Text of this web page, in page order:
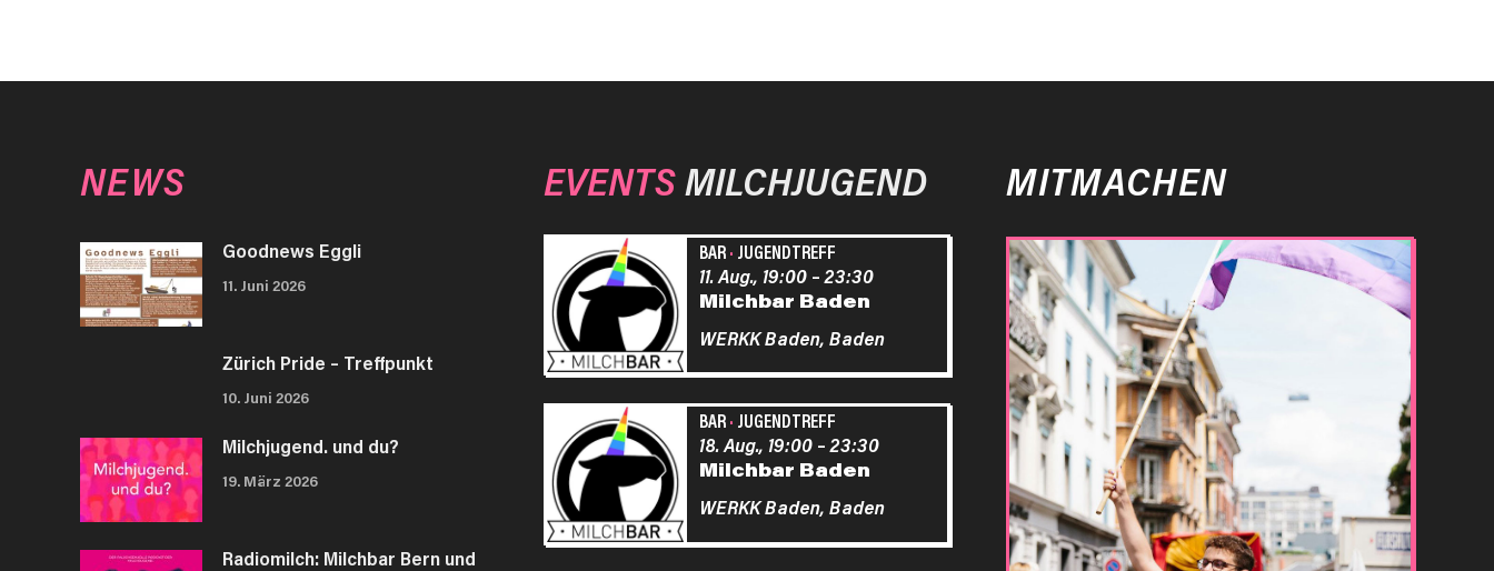
NEWS
Goodnews Eggli
11. Juni 2026
Zürich Pride – Treffpunkt
10. Juni 2026
Milchjugend. und du?
19. März 2026
Radiomilch: Milchbar Bern und
EVENTSMILCHJUGEND
BAR· JUGENDTREFF
Milchbar Baden
11. Aug., 19:00 –23:30
WERKK Baden,Baden
BAR· JUGENDTREFF
Milchbar Baden
18. Aug., 19:00 –23:30
WERKK Baden,Baden
MITMACHEN